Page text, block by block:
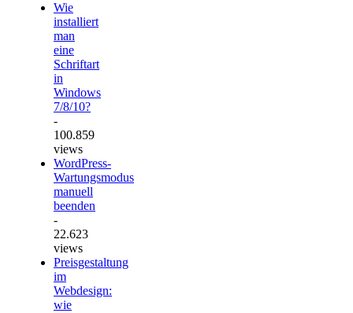
Wie
installiert
man
eine
Schriftart
in
Windows
7/8/10?
-
100.859
views
WordPress-
Wartungsmodus
manuell
beenden
-
22.623
views
Preisgestaltung
im
Webdesign:
wie